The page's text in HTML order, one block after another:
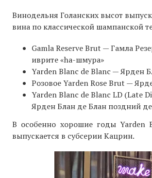
Винодельня Голанских высот
вина по классической шампанской
Gamla Reserve Brut — Гамла
иврите «hа-шмура»
Yarden Blanc de Blanc — Ярден
Розовое Yarden Rose Brut —
Yarden Blanc de Blanc LD (Late
Ярден Блан де Блан поздний
В особенно хорошие годы Yarden
выпускается в субсерии Кацрин.